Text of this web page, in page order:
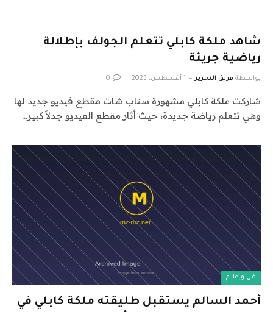
شاهد ملكة كابلي تتعلم الجولف بإطلالة
رياضية جريئة
بواسطة فريق التحرير 1 أغسطس، 2023 0
شاركت ملكة كابلي مشهورة سناب شات مقطع فيديو جديد لها
وهي تتعلم رياضة جديدة، حيث أثار مقطع الفيديو جدلاً كبير…
فن وإعلام
أحمد السالم يستقبل طليقته ملكة كابلي في